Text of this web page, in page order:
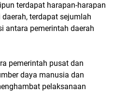
terdapat harapan-harapan
terdapat sejumlah
antara pemerintah daerah
pemerintah pusat dan
daya manusia dan
pelaksanaan